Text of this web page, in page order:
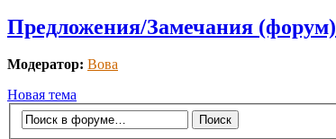
Предложения/Замечания (форум)
Модератор: Вова
Новая тема